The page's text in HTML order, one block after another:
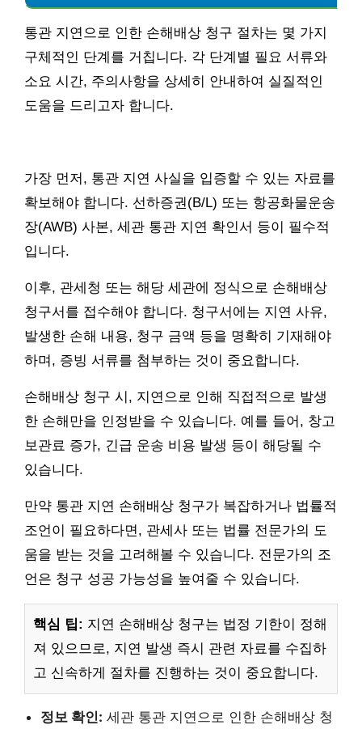
통관 지연으로 인한 손해배상 청구 절차는 몇 가지
구체적인 단계를 거칩니다. 각 단계별 필요 서류와
소요 시간, 주의사항을 상세히 안내하여 실질적인
도움을 드리고자 합니다.
가장 먼저, 통관 지연 사실을 입증할 수 있는 자료를
확보해야 합니다. 선하증권(B/L) 또는 항공화물운송
장(AWB) 사본, 세관 통관 지연 확인서 등이 필수적
입니다.
이후, 관세청 또는 해당 세관에 정식으로 손해배상
청구서를 접수해야 합니다. 청구서에는 지연 사유,
발생한 손해 내용, 청구 금액 등을 명확히 기재해야
하며, 증빙 서류를 첨부하는 것이 중요합니다.
손해배상 청구 시, 지연으로 인해 직접적으로 발생
한 손해만을 인정받을 수 있습니다. 예를 들어, 창고
보관료 증가, 긴급 운송 비용 발생 등이 해당될 수
있습니다.
만약 통관 지연 손해배상 청구가 복잡하거나 법률적
조언이 필요하다면, 관세사 또는 법률 전문가의 도
움을 받는 것을 고려해볼 수 있습니다. 전문가의 조
언은 청구 성공 가능성을 높여줄 수 있습니다.
핵심 팁: 지연 손해배상 청구는 법정 기한이 정해
져 있으므로, 지연 발생 즉시 관련 자료를 수집하
고 신속하게 절차를 진행하는 것이 중요합니다.
정보 확인: 세관 통관 지연으로 인한 손해배상 청